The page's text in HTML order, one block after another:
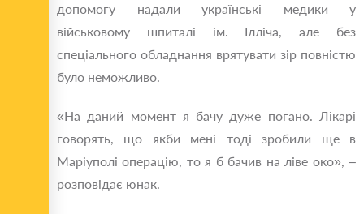
допомогу надали українські медики у
військовому шпиталі ім. Ілліча, але без
спеціального обладнання врятувати зір повністю
було неможливо.
«На даний момент я бачу дуже погано. Лікарі
говорять, що якби мені тоді зробили ще в
Маріуполі операцію, то я б бачив на ліве око», –
розповідає юнак.